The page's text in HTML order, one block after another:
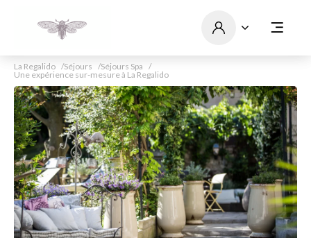
La Regalido Séjours
Séjours Spa
Une expérience sur-mesure à La Regalido